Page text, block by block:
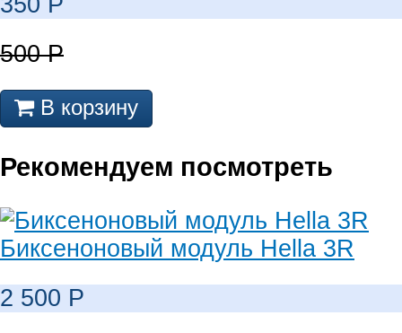
500Р
В корзину
Рекомендуем посмотреть
Биксеноновый модуль Hella 3R
2 500 Р